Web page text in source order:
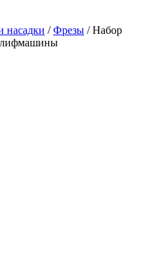
насадки /Фрезы / Набор